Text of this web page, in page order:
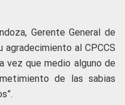
Gerente General de
al CPCCS
vez que medio alguno de
de las sabias